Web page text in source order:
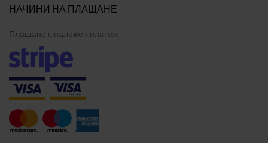
НАЧИНИ НА ПЛАЩАНЕ
Плащане с наложен платеж